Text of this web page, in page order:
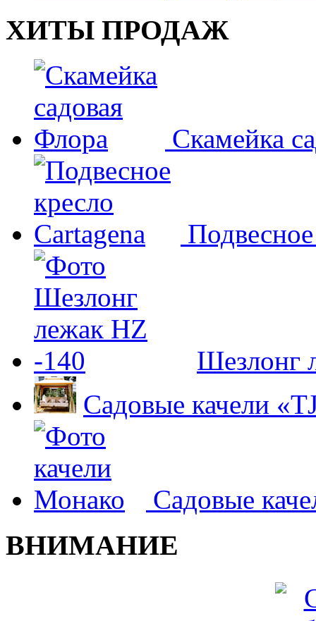
ХИТЫ ПРОДАЖ
Скамейка
Шезлонг
Садовые качели
Садовые
ВНИМАНИЕ